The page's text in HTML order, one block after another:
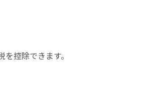
控除できます。